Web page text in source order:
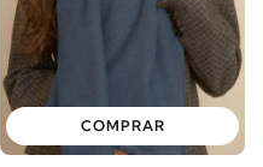
COMPRAR